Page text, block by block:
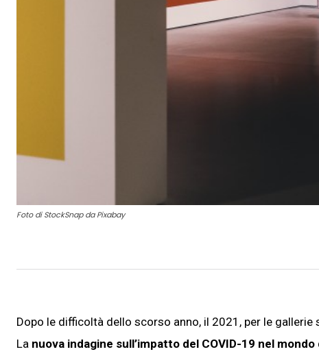
Foto di StockSnap da Pixabay
Dopo le difficoltà dello scorso anno, il 2021, per le
La nuova indagine sull’impatto del COVID-19 nel